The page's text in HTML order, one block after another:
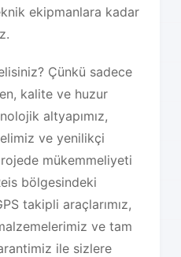
ekipmanlara kadar
Çünkü sadece
kalite ve huzur
altyapımız,
ve yenilikçi
mükemmeliyeti
bölgesindeki
takipli araçlarımız,
ve tam
ile sizlere